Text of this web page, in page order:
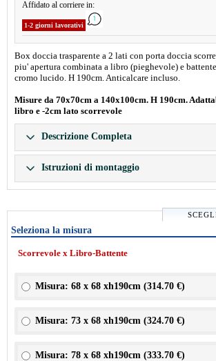
Affidato al corriere in:
1-2 giorni lavorativi
Box doccia trasparente a 2 lati con porta doccia
piu' apertura combinata a libro (pieghevole) e
cromo lucido. H 190cm. Anticalcare incluso.
Misure da 70x70cm a 140x100cm. H 190cm.
libro e -2cm lato scorrevole
Descrizione Completa
Istruzioni di montaggio
Seleziona la misura
Scorrevole x Libro-Battente
Misura: 68 x 68 xh190cm (314.70 €)
Misura: 73 x 68 xh190cm (324.70 €)
Misura: 78 x 68 xh190cm (333.70 €)